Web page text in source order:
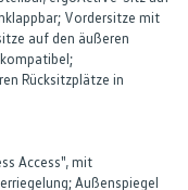
Vordersitze mit
auf den äußeren
Rücksitzplätze in
Access", mit
Außenspiegel